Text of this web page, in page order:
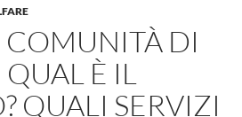
COMUNITÀ DI
È IL
QUALI SERVIZI